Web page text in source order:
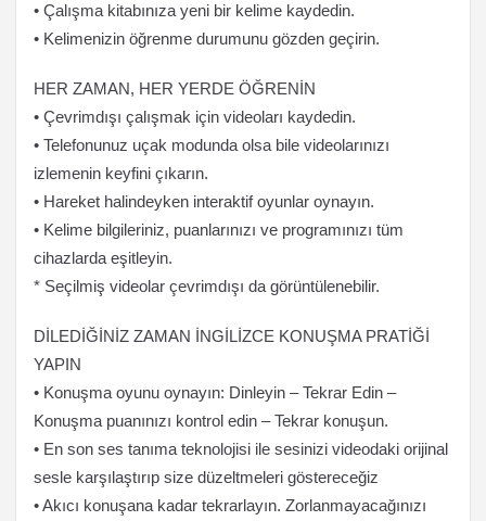
• Çalışma kitabınıza yeni bir kelime kaydedin.
• Kelimenizin öğrenme durumunu gözden geçirin.
HER ZAMAN, HER YERDE ÖĞRENİN
• Çevrimdışı çalışmak için videoları kaydedin.
• Telefonunuz uçak modunda olsa bile videolarınızı
izlemenin keyfini çıkarın.
• Hareket halindeyken interaktif oyunlar oynayın.
• Kelime bilgileriniz, puanlarınızı ve programınızı tüm
cihazlarda eşitleyin.
* Seçilmiş videolar çevrimdışı da görüntülenebilir.
DİLEDİĞİNİZ ZAMAN İNGİLİZCE KONUŞMA PRATİĞİ
YAPIN
• Konuşma oyunu oynayın: Dinleyin – Tekrar Edin –
Konuşma puanınızı kontrol edin – Tekrar konuşun.
• En son ses tanıma teknolojisi ile sesinizi videodaki orijinal
sesle karşılaştırıp size düzeltmeleri göstereceğiz
• Akıcı konuşana kadar tekrarlayın. Zorlanmayacağınızı